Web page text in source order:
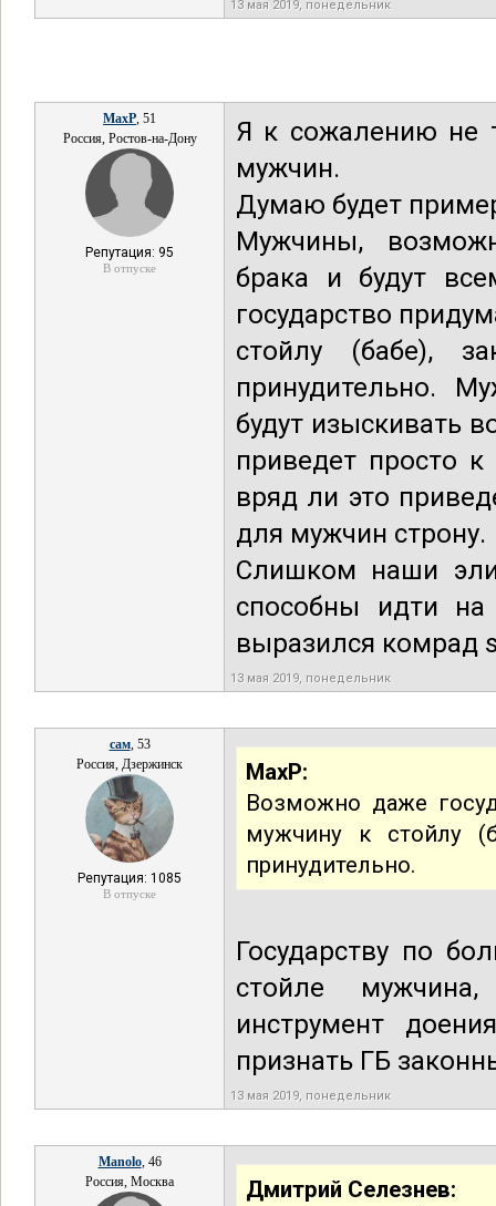
13 мая 2019, понедельник
MaxP, 51
Россия, Ростов-на-Дону
Репутация: 95
В отпуске
Я к сожалению не
мужчин.
Думаю будет
Мужчины,
брака и будут
государство
стойлу (бабе),
принудительно.
будут изыскивать
приведет просто
вряд ли это
для мужчин строну.
Слишком наши
способны идти
выразился комрад
13 мая 2019, понедельник
сам, 53
Россия, Дзержинск
Репутация: 1085
В отпуске
MaxP:
Возможно даже
мужчину к стойлу
принудительно.
Государству по
стойле
инструмент
признать ГБ
13 мая 2019, понедельник
Manolo, 46
Россия, Москва
Дмитрий Селезнев: